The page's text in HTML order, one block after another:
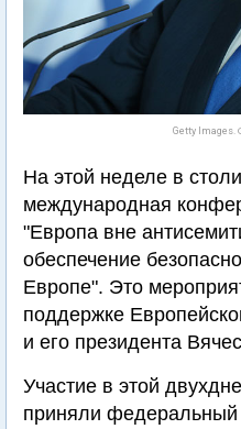
Getty Images.
На этой неделе в
международная
"Европа вне
обеспечение
Европе". Это
поддержке
и его президента
Участие в этой
приняли федеральный